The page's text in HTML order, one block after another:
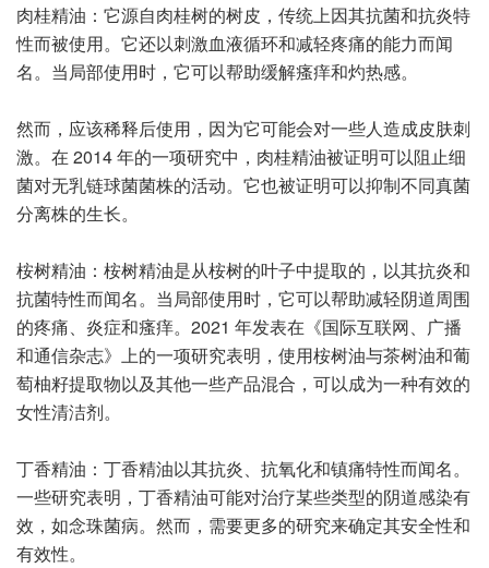
肉桂精油：它源自肉桂树的树皮，传统上因其抗菌和抗炎特
性而被使用。它还以刺激血液循环和减轻疼痛的能力而闻
名。当局部使用时，它可以帮助缓解瘙痒和灼热感。
然而，应该稀释后使用，因为它可能会对一些人造成皮肤刺
激。在 2014 年的一项研究中，肉桂精油被证明可以阻止细
菌对无乳链球菌菌株的活动。它也被证明可以抑制不同真菌
分离株的生长。
桉树精油：桉树精油是从桉树的叶子中提取的，以其抗炎和
抗菌特性而闻名。当局部使用时，它可以帮助减轻阴道周围
的疼痛、炎症和瘙痒。2021 年发表在《国际互联网、广播
和通信杂志》上的一项研究表明，使用桉树油与茶树油和葡
萄柚籽提取物以及其他一些产品混合，可以成为一种有效的
女性清洁剂。
丁香精油：丁香精油以其抗炎、抗氧化和镇痛特性而闻名。
一些研究表明，丁香精油可能对治疗某些类型的阴道感染有
效，如念珠菌病。然而，需要更多的研究来确定其安全性和
有效性。